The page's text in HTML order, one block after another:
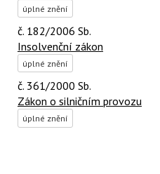
úplné znění
č. 182/2006 Sb.
Insolvenční zákon
úplné znění
č. 361/2000 Sb.
Zákon o silničním provozu
úplné znění